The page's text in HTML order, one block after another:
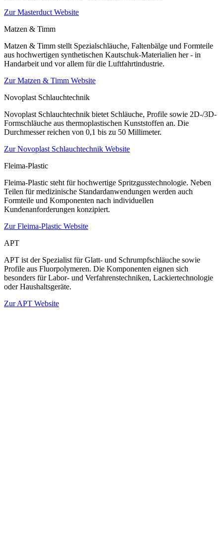
Zur Masterduct Website
Matzen & Timm
Matzen & Timm stellt Spezialschläuche, Faltenbälge und Formteile
aus hochwertigen synthetischen Kautschuk-Materialien her - in
Handarbeit und vor allem für die Luftfahrtindustrie.
Zur Matzen & Timm Website
Novoplast Schlauchtechnik
Novoplast Schlauchtechnik bietet Schläuche, Profile sowie 2D-/3D-
Formschläuche aus thermoplastischen Kunststoffen an. Die
Durchmesser reichen von 0,1 bis zu 50 Millimeter.
Zur Novoplast Schlauchtechnik Website
Fleima-Plastic
Fleima-Plastic steht für hochwertige Spritzgusstechnologie. Neben
Teilen für medizinische Standardanwendungen werden auch
Formteile und Komponenten nach individuellen
Kundenanforderungen konzipiert.
Zur Fleima-Plastic Website
APT
APT ist der Spezialist für Glatt- und Schrumpfschläuche sowie
Profile aus Fluorpolymeren. Die Komponenten eignen sich
besonders für Labor- und Verfahrenstechniken, Lackiertechnologie
oder Haushaltsgeräte.
Zur APT Website